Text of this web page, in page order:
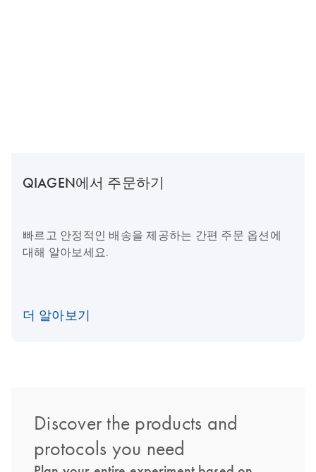
QIAGEN에서 주문하기
빠르고 안정적인 배송을 제공하는 간편 주문 옵션에
대해 알아보세요.
더 알아보기
Discover the products and
protocols you need